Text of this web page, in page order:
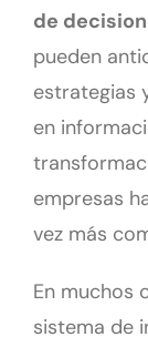
de
pueden
estrategias
en
empresas
vez más
En muchos
sistema de